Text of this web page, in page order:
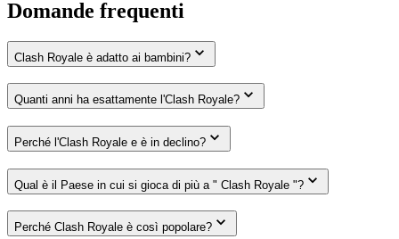
Domande frequenti
Clash Royale è adatto ai bambini?
Quanti anni ha esattamente l'Clash Royale?
Perché l'Clash Royale e è in declino?
Qual è il Paese in cui si gioca di più a " Clash Royale "?
Perché Clash Royale è così popolare?